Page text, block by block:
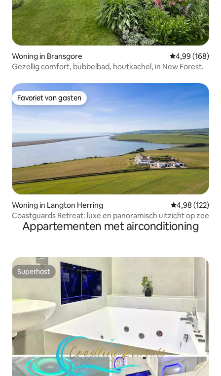
Woning in Bransgore Gemiddelde
4,99 (168)
Gezellig comfort, bubbelbad, houtkachel, in New Forest.
Favoriet van gasten
Favoriet van gasten
Woning in Langton Herring Gemiddelde
4,98 (122)
Coastguards Retreat: luxe en panoramisch uitzicht op zee
Appartementen met airconditioning
Superhost
Superhost